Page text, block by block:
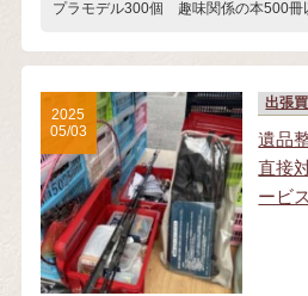
プラモデル300個 趣味関係の本500冊
出張
遺品
直接
ービス
2025
05/03